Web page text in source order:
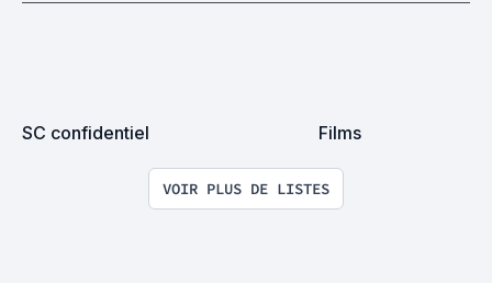
SC confidentiel Films
VOIR PLUS DE LISTES